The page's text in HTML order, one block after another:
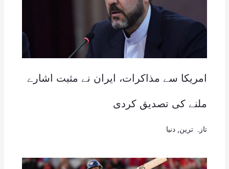
امریکا سے مذاکرات، ایران نے مثبت اشارے
ملنے کی تصدیق کردی
تازہ ترین دنیا